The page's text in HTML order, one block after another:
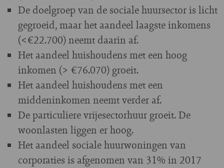
De doelgroep van de sociale huursector is licht
gegroeid, maar het aandeel laagste inkomens
(<€22.700) neemt daarin af.
Het aandeel huishoudens met een hoog
inkomen (> €76.070) groeit.
Het aandeel huishoudens met een
middeninkomen neemt verder af.
De particuliere vrijesectorhuur groeit. De
woonlasten liggen er hoog.
Het aandeel sociale huurwoningen van
corporaties is afgenomen van 31% in 2017